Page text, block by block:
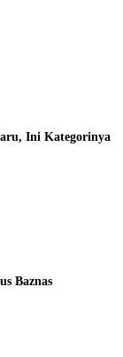
Ini Kategorinya
Baznas